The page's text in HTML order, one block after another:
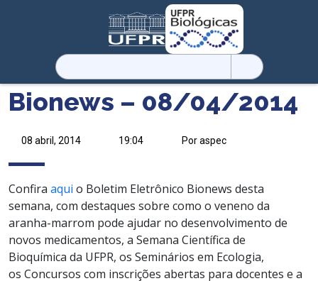
Pesquisar
por:
Bionews – 08/04/2014
08 abril, 2014 19:04 Por aspec
Confira aqui o Boletim Eletrônico Bionews desta
semana, com destaques sobre como o veneno da
aranha-marrom pode ajudar no desenvolvimento de
novos medicamentos, a Semana Científica de
Bioquímica da UFPR, os Seminários em Ecologia,
os Concursos com inscrições abertas para docentes e a